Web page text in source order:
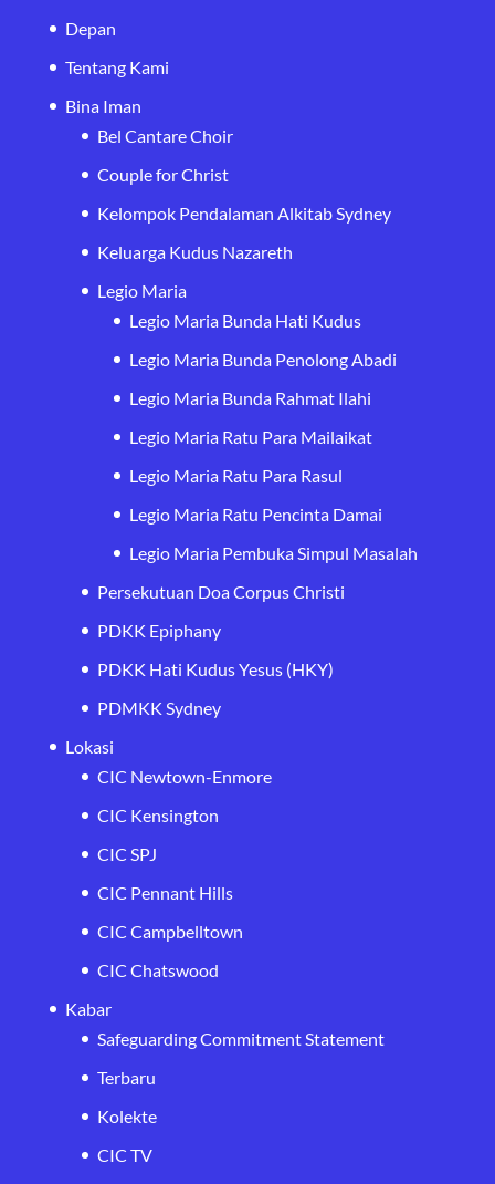
Depan
Tentang Kami
Bina Iman
Bel Cantare Choir
Couple for Christ
Kelompok Pendalaman Alkitab Sydney
Keluarga Kudus Nazareth
Legio Maria
Legio Maria Bunda Hati Kudus
Legio Maria Bunda Penolong Abadi
Legio Maria Bunda Rahmat Ilahi
Legio Maria Ratu Para Mailaikat
Legio Maria Ratu Para Rasul
Legio Maria Ratu Pencinta Damai
Legio Maria Pembuka Simpul Masalah
Persekutuan Doa Corpus Christi
PDKK Epiphany
PDKK Hati Kudus Yesus (HKY)
PDMKK Sydney
Lokasi
CIC Newtown-Enmore
CIC Kensington
CIC SPJ
CIC Pennant Hills
CIC Campbelltown
CIC Chatswood
Kabar
Safeguarding Commitment Statement
Terbaru
Kolekte
CIC TV